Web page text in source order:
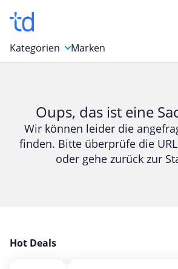
Kategorien
Bücher & Magazine
Computer & Elektronik
Entertainment & Media
Garten, Haushalt & Tiere
Marken
Oups, das ist eine
Wir können leider die
finden. Bitte überprüfe die
oder gehe zurück zur
Hot Deals